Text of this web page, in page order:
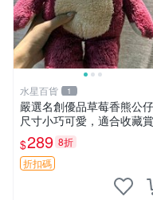
水星百貨 1
嚴選名創優品草莓香熊公仔
尺寸小巧可愛，適合收藏
30cm 玩具 公仔 草莓熊
$289 8折
折扣碼